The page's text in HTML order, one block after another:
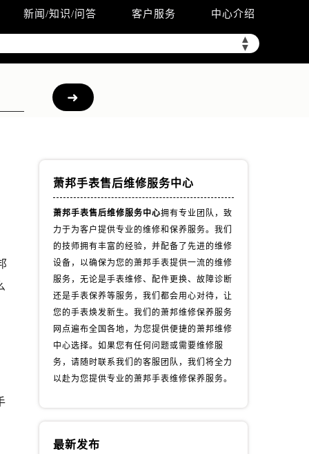
新闻/知识/问答 客户服务 中心介绍
▲
▼
萧邦手表售后维修服务中心
萧邦手表售后维修服务中心拥有专业团队，致
力于为客户提供专业的维修和保养服务。我们
的技师拥有丰富的经验，并配备了先进的维修
设备，以确保为您的萧邦手表提供一流的维修
服务，无论是手表维修、配件更换、故障诊断
还是手表保养等服务，我们都会用心对待，让
您的手表焕发新生。我们的萧邦维修保养服务
网点遍布全国各地，为您提供便捷的萧邦维修
中心选择。如果您有任何问题或需要维修服
务，请随时联系我们的客服团队，我们将全力
以赴为您提供专业的萧邦手表维修保养服务。
最新发布